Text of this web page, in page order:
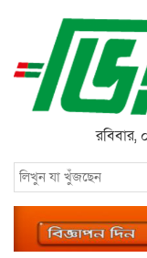
রবিবার,